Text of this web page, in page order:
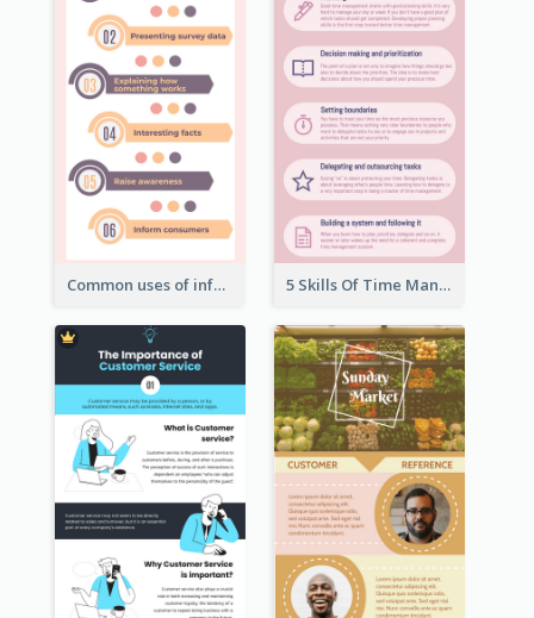
Common uses of infographic 5 Skills Of Time Management